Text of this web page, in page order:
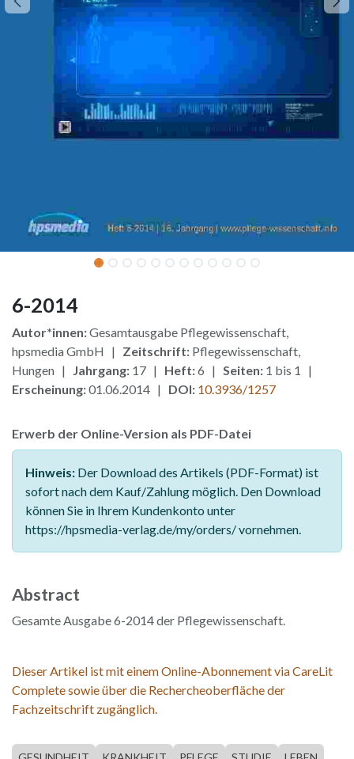
6-2014
Autor*innen:Gesamtausgabe Pflegewissenschaft,
hpsmedia GmbH | Zeitschrift: Pflegewissenschaft,
Hungen | Jahrgang: 17 | Heft:6 | Seiten: 1 bis 1 |
Erscheinung:01.06.2014 | DOI: 10.3936/1257
Erwerb der Online-Version als PDF-Datei
Hinweis: Der Download des Artikels (PDF-Format) ist
sofort nach dem Kauf/Zahlung möglich. Den Download
können Sie in Ihrem Kundenkonto unter
https://hpsmedia-verlag.de/my/orders/ vornehmen.
Abstract
Gesamte Ausgabe 6-2014 der Pflegewissenschaft.
Dieser Artikel ist mit einem Online-Abonnement via CareLit
Complete sowie über die Rechercheoberfläche der
Fachzeitschrift zugänglich.